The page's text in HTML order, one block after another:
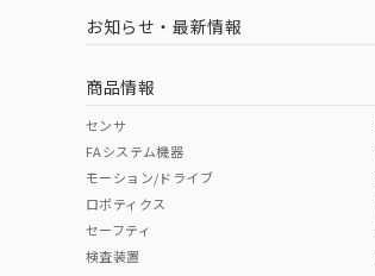
中国 RoHS 注意事項・凡例
中国 RoHS表
Pb Hg
お知らせ・最新情報
商品情報
センサ
FAシステム機器
モーション/ドライブ
ロボティクス
セーフティ
検査装置